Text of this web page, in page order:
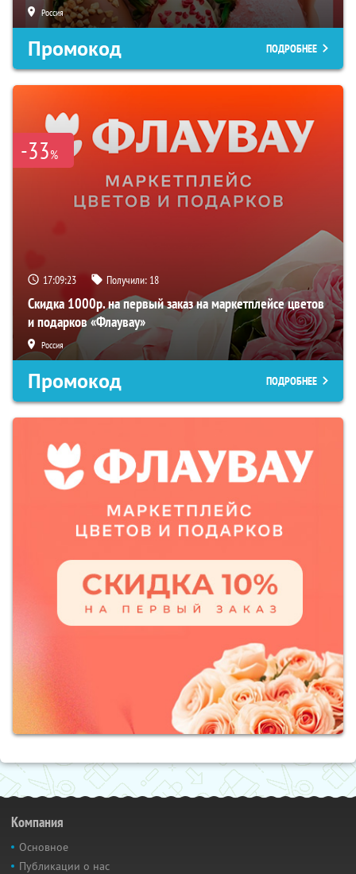
Россия
Промокод ПОДРОБНЕЕ
-33%
17:09:22 Получили: 18
Скидка 1000р. на первый заказ на маркетплейсе цветов
и подарков «Флаувау»
Россия
Промокод ПОДРОБНЕЕ
Компания
Основное
Публикации о нас